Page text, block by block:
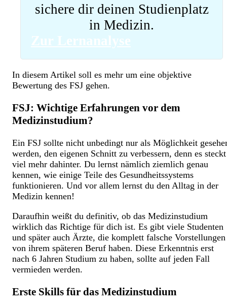
sichere dir deinen Studienplatz
in Medizin.
Zur Lernanalyse
In diesem Artikel soll es mehr um eine objektive
Bewertung des FSJ gehen.
FSJ: Wichtige Erfahrungen vor dem
Medizinstudium?
Ein FSJ sollte nicht unbedingt nur als Möglichkeit
werden, den eigenen Schnitt zu verbessern, denn es steckt
viel mehr dahinter. Du lernst nämlich ziemlich genau
kennen, wie einige Teile des Gesundheitssystems
funktionieren. Und vor allem lernst du den Alltag in der
Medizin kennen!
Daraufhin weißt du definitiv, ob das Medizinstudium
wirklich das Richtige für dich ist. Es gibt viele Studenten
und später auch Ärzte, die komplett falsche Vorstellungen
von ihrem späteren Beruf haben. Diese Erkenntnis erst
nach 6 Jahren Studium zu haben, sollte auf jeden Fall
vermieden werden.
Erste Skills für das Medizinstudium